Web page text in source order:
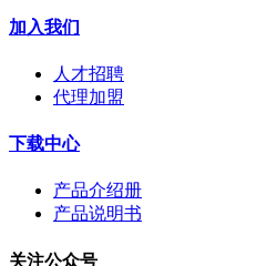
加入我们
人才招聘
代理加盟
下载中心
产品介绍册
产品说明书
关注公众号